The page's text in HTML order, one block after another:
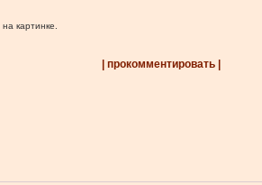
картинке.
| прокомментировать |